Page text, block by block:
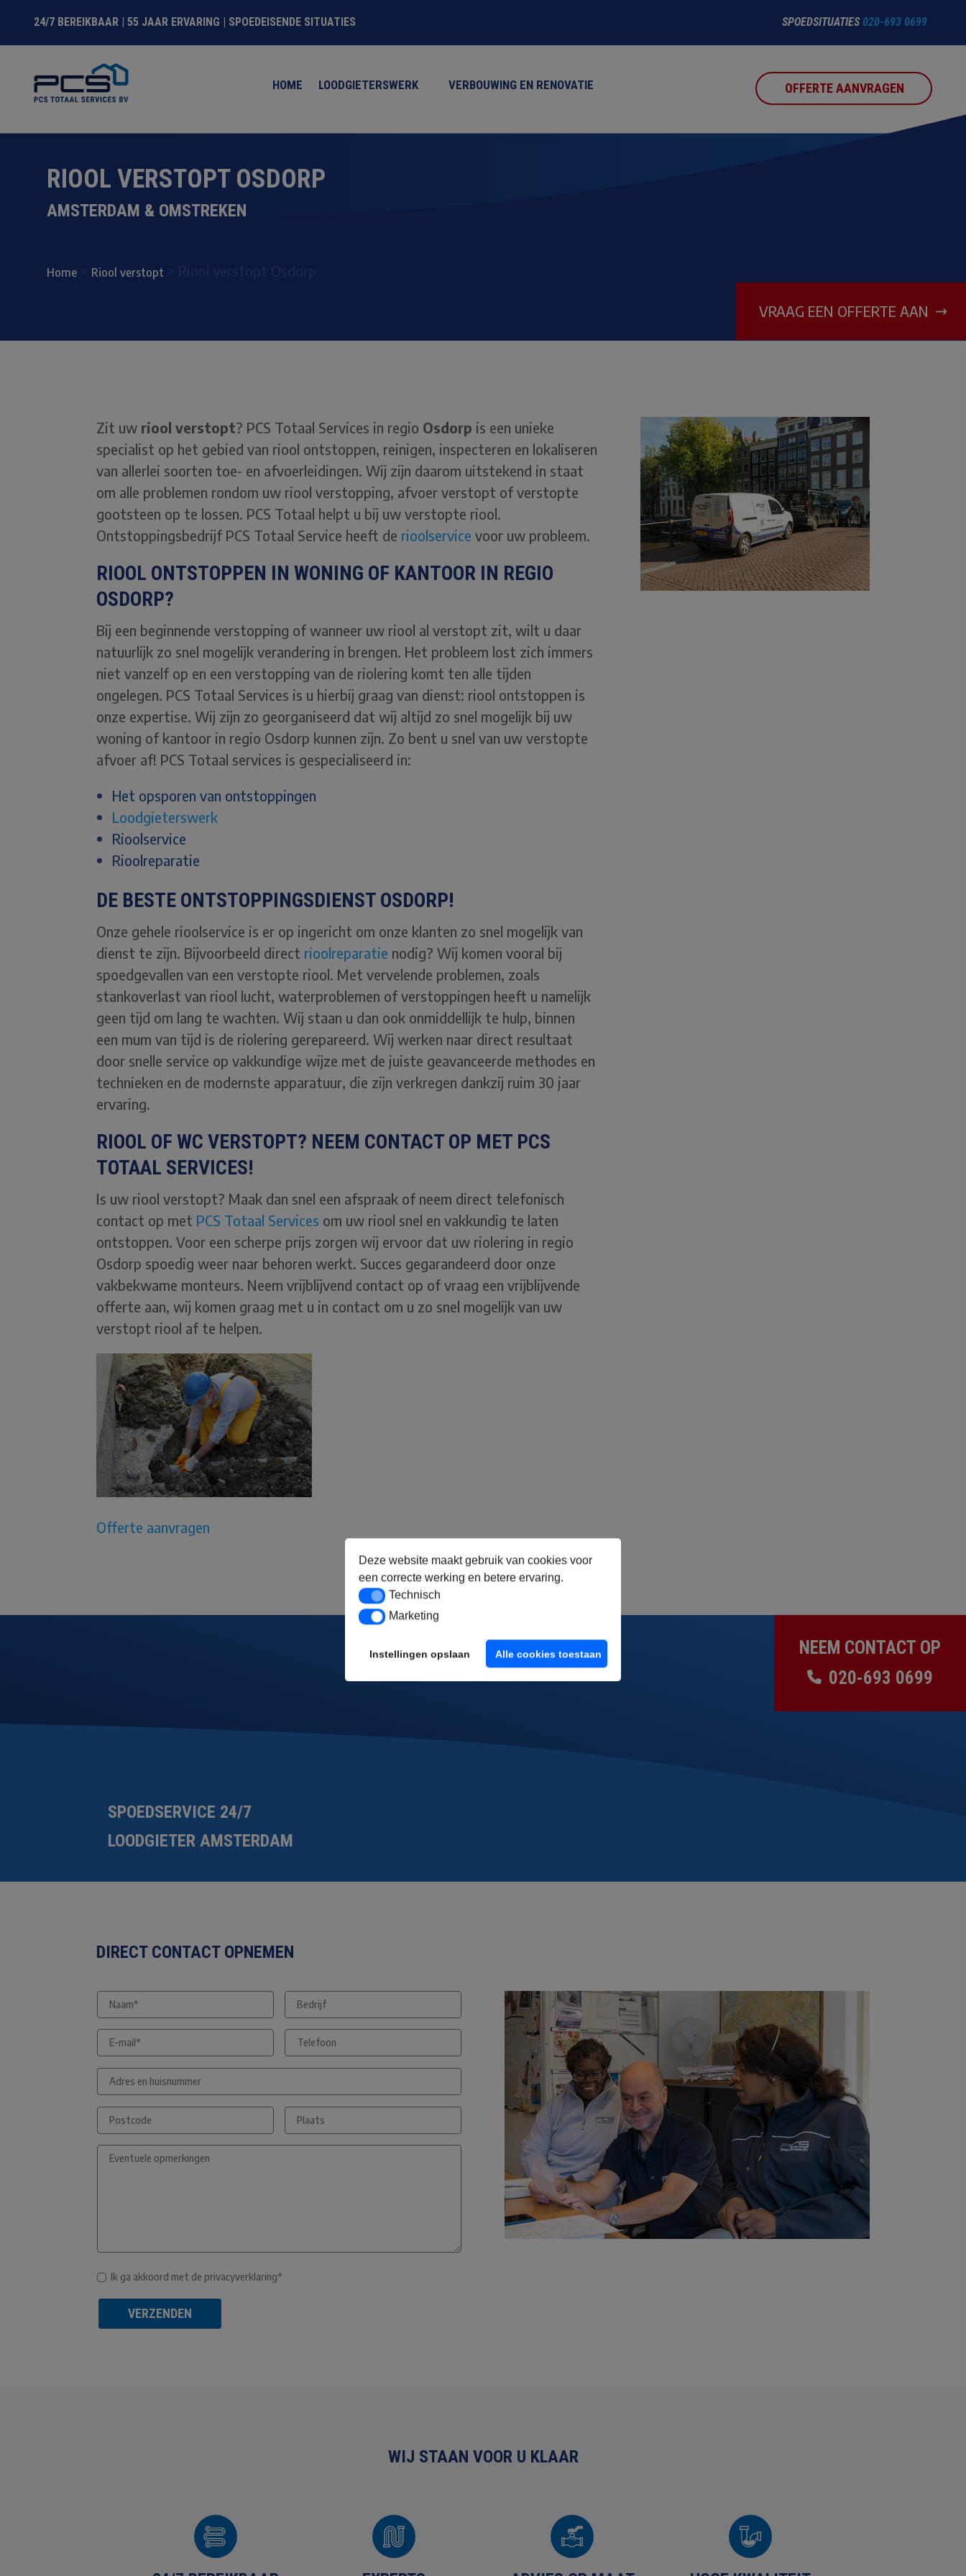
Deze website maakt gebruik van cookies voor
een correcte werking en betere ervaring.
TechnischTechnisch
MarketingMarketing
Instellingen opslaan Alle cookies toestaan
24/7 BEREIKBAAR | 55 JAAR ERVARING | SPOEDEISENDE SITUATIES SPOEDSITUATIES 020-693 0699
HOME LOODGIETERSWERK VERBOUWING EN RENOVATIE OFFERTE AANVRAGEN
RIOOL VERSTOPT OSDORP
AMSTERDAM & OMSTREKEN
Home> Riool verstopt
VRAAG EEN OFFERTE AAN
Zit uw riool verstopt? PCS Totaal Services in regio Osdorp is een unieke
specialist op het gebied van riool ontstoppen, reinigen, inspecteren en lokaliseren
van allerlei soorten toe- en afvoerleidingen. Wij zijn daarom uitstekend in staat
om alle problemen rondom uw riool verstopping, afvoer verstopt of verstopte
gootsteen op te lossen. PCS Totaal helpt u bij uw verstopte riool.
Ontstoppingsbedrijf PCS Totaal Service heeft de rioolservice voor uw probleem.
RIOOL ONTSTOPPEN IN WONING OF KANTOOR IN REGIO
OSDORP?
Bij een beginnende verstopping of wanneer uw riool al verstopt zit, wilt u daar
natuurlijk zo snel mogelijk verandering in brengen. Het probleem lost zich immers
niet vanzelf op en een verstopping van de riolering komt ten alle tijden
ongelegen. PCS Totaal Services is u hierbij graag van dienst: riool ontstoppen is
onze expertise. Wij zijn zo georganiseerd dat wij altijd zo snel mogelijk bij uw
woning of kantoor in regio Osdorp kunnen zijn. Zo bent u snel van uw verstopte
afvoer af! PCS Totaal services is gespecialiseerd in:
Het opsporen van ontstoppingen
Loodgieterswerk
Rioolservice
Rioolreparatie
DE BESTE ONTSTOPPINGSDIENST OSDORP!
Onze gehele rioolservice is er op ingericht om onze klanten zo snel mogelijk van
dienst te zijn. Bijvoorbeeld direct rioolreparatie nodig? Wij komen vooral bij
spoedgevallen van een verstopte riool. Met vervelende problemen, zoals
stankoverlast van riool lucht, waterproblemen of verstoppingen heeft u namelijk
geen tijd om lang te wachten. Wij staan u dan ook onmiddellijk te hulp, binnen
een mum van tijd is de riolering gerepareerd. Wij werken naar direct resultaat
door snelle service op vakkundige wijze met de juiste geavanceerde methodes en
technieken en de modernste apparatuur, die zijn verkregen dankzij ruim 30 jaar
ervaring.
RIOOL OF WC VERSTOPT? NEEM CONTACT OP MET PCS
TOTAAL SERVICES!
Is uw riool verstopt? Maak dan snel een afspraak of neem direct telefonisch
contact op met PCS Totaal Services om uw riool snel en vakkundig te laten
ontstoppen. Voor een scherpe prijs zorgen wij ervoor dat uw riolering in regio
Osdorp spoedig weer naar behoren werkt. Succes gegarandeerd door onze
vakbekwame monteurs. Neem vrijblijvend contact op of vraag een vrijblijvende
offerte aan, wij komen graag met u in contact om u zo snel mogelijk van uw
verstopt riool af te helpen.
Offerte aanvragen
NEEM CONTACT OP
020-693 0699
SPOEDSERVICE 24/7
LOODGIETER AMSTERDAM
DIRECT CONTACT OPNEMEN
Ik ga akkoord met de privacyverklaring*
VERZENDEN
WIJ STAAN VOOR U KLAAR